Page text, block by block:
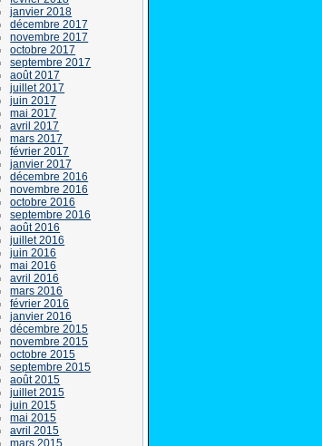
janvier 2018
décembre 2017
novembre 2017
octobre 2017
septembre 2017
août 2017
juillet 2017
juin 2017
mai 2017
avril 2017
mars 2017
février 2017
janvier 2017
décembre 2016
novembre 2016
octobre 2016
septembre 2016
août 2016
juillet 2016
juin 2016
mai 2016
avril 2016
mars 2016
février 2016
janvier 2016
décembre 2015
novembre 2015
octobre 2015
septembre 2015
août 2015
juillet 2015
juin 2015
mai 2015
avril 2015
mars 2015